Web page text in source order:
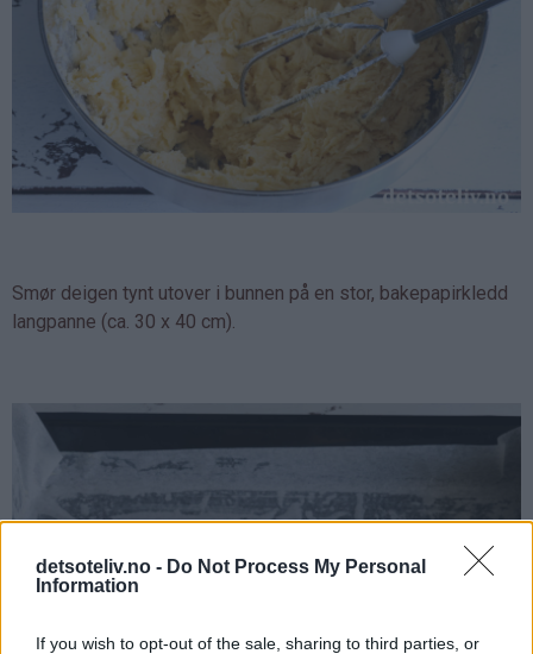
detsoteliv.no - Do Not Process My Personal
Information
If you wish to opt-out of the sale, sharing to third parties, or
Smør deigen tynt utover i bunnen på en stor, bakepapirkledd
langpanne (ca. 30 x 40 cm).